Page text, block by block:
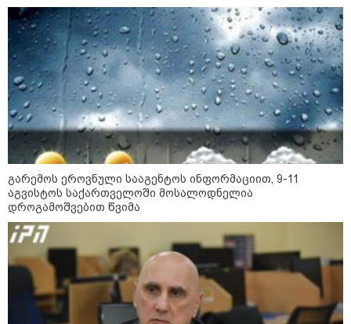
როგორ ჩავიცვათ 40 წლის
შემდეგ: მილიონერების
სტილისტის 8 ოქროს წესი და
აუცილებელი სამოსი
მსოფლიო
გარემოს ეროვნული სააგენტოს ინფორმაციით, 9-11
აგვისტოს საქართველოში მოსალოდნელია
დროგამოშვებით წვიმა